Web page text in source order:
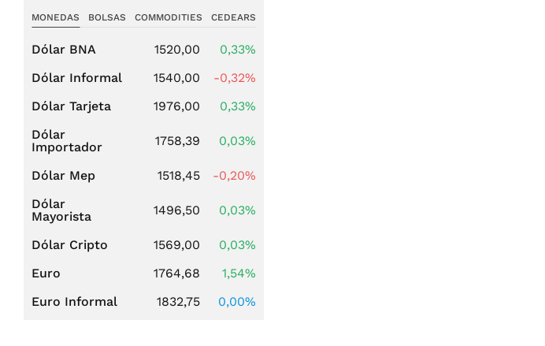
MONEDAS BOLSAS COMMODITIES CEDEARS
Dólar BNA 1520,00
0,33%
Dólar Informal
1540,00
-0,32%
Dólar Tarjeta
1976,00
0,33%
Dólar
Importador
1758,39 0,03%
Dólar Mep 1518,45
-0,20%
Dólar
Mayorista
1496,50 0,03%
Dólar Cripto 1569,00
0,03%
Euro
1764,68
1,54%
Euro Informal
1832,75 0,00%